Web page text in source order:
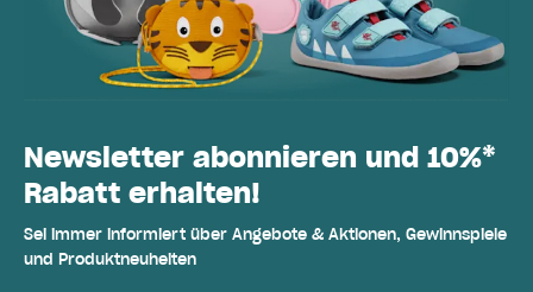
Newsletter abonnieren und 10%*
Rabatt erhalten!
Sei immer informiert über Angebote & Aktionen, Gewinnspiele
und Produktneuheiten